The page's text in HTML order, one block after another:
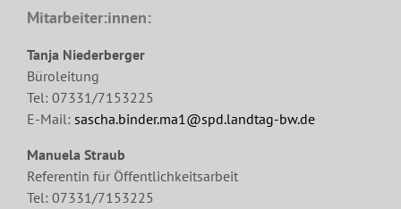
Mitarbeiter:innen:
Tanja Niederberger
Büroleitung
Tel: 07331/7153225
E-Mail: sascha.binder.ma1@spd.landtag-bw.de
Manuela Straub
Referentin für Öffentlichkeitsarbeit
Tel: 07331/7153225